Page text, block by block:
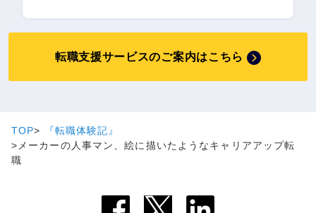
転職支援サービスのご案内はこちら
TOP
『転職体験記』
メーカーの人事マン、絵に描いたようなキャリアアップ転
職